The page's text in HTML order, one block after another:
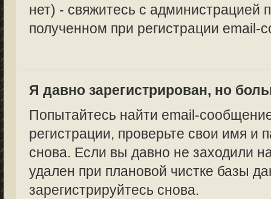
нет) - свяжитесь с администрацией
полученном при регистрации email-
Я давно зарегистрирован, но
Попытайтесь найти email-
регистрации, проверьте свои имя и
снова. Если вы давно не заходили
удален при плановой чистке базы
зарегистрируйтесь снова.